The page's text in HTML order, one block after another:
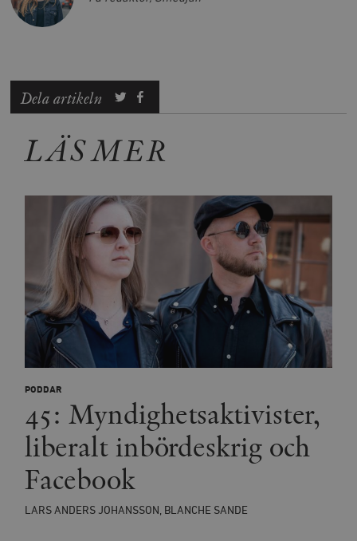
Dela artikeln
LÄS MER
PODDAR
45: Myndighetsaktivister,
liberalt inbördeskrig och
Facebook
LARS ANDERS JOHANSSON, BLANCHE SANDE